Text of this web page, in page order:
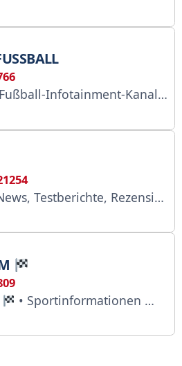
Infotainment-Kanal
t.me/addlist/QSQ3Rdr7M9szYmQy Schlagen Sie uns Newsthemen vor: @autoruonline_bot Für Werbeanfragen senden Sie bitte eine E-Mail an: vertikali@yandex-team.ru
• Sportinformationen